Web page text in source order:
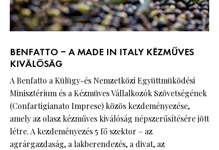
BENFATTO – A MADE IN ITALY KÉZMŰVES
KIVÁLÓSÁG
A Benfatto a Külügy-és Nemzetközi Együttmüködési
Minisztérium és a Kézmüves Vállalkozók Szövetségének
(Confartigianato Imprese) közös kezdeményezése,
amely az olasz kézműves kiválóság népszerűsítésére jött
létre. A kezdeményezés 5 fő szektor – az
agrárgazdaság, a lakberendezés, a divat, az